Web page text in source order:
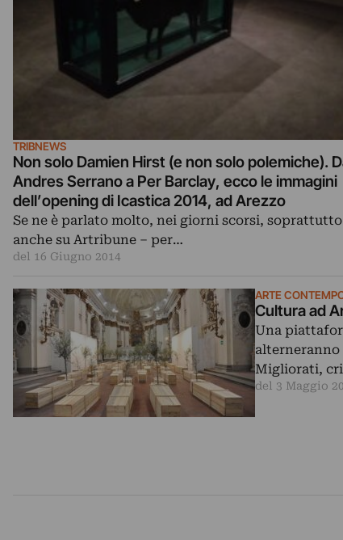
TRIBNEWS
Non solo Damien Hirst (e non solo polemiche).
Andres Serrano a Per Barclay, ecco le immagini
dell’opening di Icastica 2014, ad Arezzo
Se ne è parlato molto, nei giorni scorsi,
anche su Artribune – per…
del 16 Giugno 2014
ARTE
Cultura ad
Una
Migliorati,
del 3 Maggio